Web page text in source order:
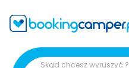
Skąd chcesz wyruszyć ?